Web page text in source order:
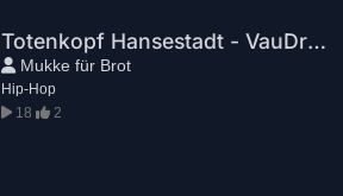
Totenkopf Hansestadt - VauDrei ft. Buzad
Mukke für Brot
Hip-Hop
18
2